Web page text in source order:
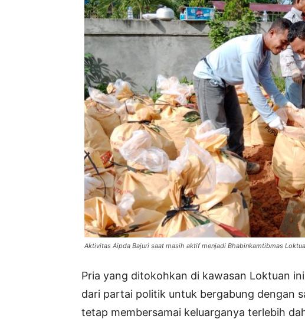
Aktivitas Aipda Bajuri saat masih aktif menjadi Bhabinkamtibmas
Pria yang ditokohkan di kawasan Loktuan
dari partai politik untuk bergabung dengan
tetap membersamai keluarganya terlebih